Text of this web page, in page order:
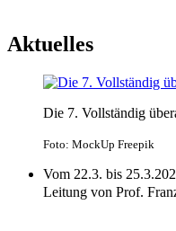
Aktuelles
Die 7. Vollständig
Foto: MockUp Freepik
Vom 22.3. bis
Leitung von Prof.